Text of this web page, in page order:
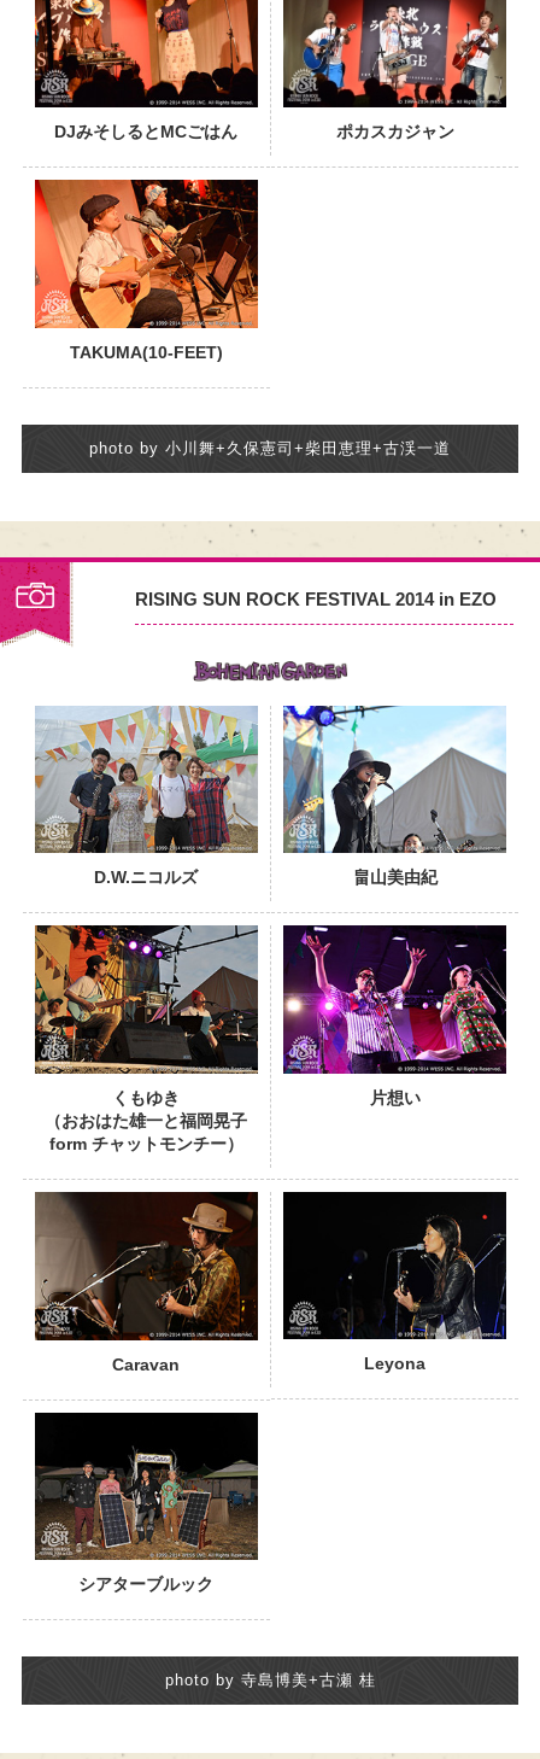
DJみそしるとMCごはん ポカスカジャン
TAKUMA(10-FEET)
photo by 小川舞+久保憲司+柴田恵理+古渓一道
RISING SUN ROCK FESTIVAL 2014 in EZO
D.W.ニコルズ 畠山美由紀
PHOTO
くもゆき
（おおはた雄一と福岡晃子
form チャットモンチー）
片想い
PHOTO
Caravan Leyona
PHOTO
シアターブルック
photo by 寺島博美+古瀬 桂